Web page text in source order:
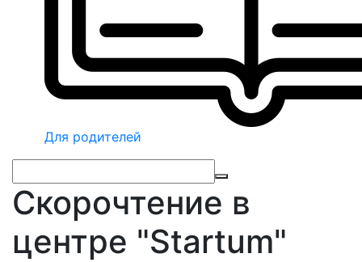
Для родителей
Скорочтение в
центре "Startum"